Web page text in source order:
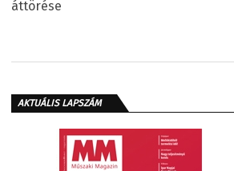
áttörése
AKTUÁLIS LAPSZÁM